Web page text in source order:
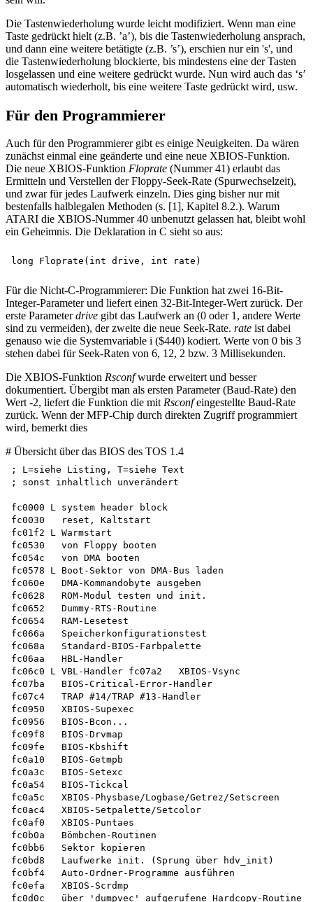
Die Tastenwiederholung wurde leicht modifiziert. Wenn man eine
Taste gedrückt hielt (z.B. ’a’), bis die Tastenwiederholung ansprach,
und dann eine weitere betätigte (z.B. ’s’), erschien nur ein 's', und
die Tastenwiederholung blockierte, bis mindestens eine der Tasten
losgelassen und eine weitere gedrückt wurde. Nun wird auch das ‘s’
automatisch wiederholt, bis eine weitere Taste gedrückt wird, usw.
Für den Programmierer
Auch für den Programmierer gibt es einige Neuigkeiten. Da wären
zunächst einmal eine geänderte und eine neue XBIOS-Funktion.
Die neue XBIOS-Funktion Floprate (Nummer 41) erlaubt das
Ermitteln und Verstellen der Floppy-Seek-Rate (Spurwechselzeit),
und zwar für jedes Laufwerk einzeln. Dies ging bisher nur mit
bestenfalls halblegalen Methoden (s. [1], Kapitel 8.2.). Warum
ATARI die XBIOS-Nummer 40 unbenutzt gelassen hat, bleibt wohl
ein Geheimnis. Die Deklaration in C sieht so aus:
Für die Nicht-C-Programmierer: Die Funktion hat zwei 16-Bit-
Integer-Parameter und liefert einen 32-Bit-Integer-Wert zurück. Der
erste Parameterdrive gibt das Laufwerk an (0 oder 1, andere Werte
sind zu vermeiden), der zweite die neue Seek-Rate. rate ist dabei
genauso wie die Systemvariable i ($440) kodiert. Werte von 0 bis 3
stehen dabei für Seek-Raten von 6, 12, 2 bzw. 3 Millisekunden.
Die XBIOS-Funktion Rsconfwurde erweitert und besser
dokumentiert. Übergibt man als ersten Parameter (Baud-Rate) den
Wert -2, liefert die Funktion die mit Rsconfeingestellte Baud-Rate
zurück. Wenn der MFP-Chip durch direkten Zugriff programmiert
wird, bemerkt dies
# Übersicht über das BIOS des TOS 1.4
; L=siehe Listing, T=siehe Text
; sonst inhaltlich unverändert
fc0000 L system header block
fc0030   reset, Kaltstart
fc01f2 L Warmstart
fc0530   von Floppy booten
fc054c   von DMA booten
fc0578 L Boot-Sektor von DMA-Bus laden
fc060e   DMA-Kommandobyte ausgeben
fc0628   ROM-Modul testen und init.
fc0652   Dummy-RTS-Routine
fc0654   RAM-Lesetest
fc066a   Speicherkonfigurationstest
fc068a   Standard-BIOS-Farbpalette
fc06aa   HBL-Handler
fc06c0 L VBL-Handler fc07a2   XBIOS-Vsync
fc07ba   BIOS-Critical-Error-Handler
fc07c4   TRAP #14/TRAP #13-Handler
fc0950   XBIOS-Supexec
fc0956   BIOS-Bcon...
fc09f8   BIOS-Drvmap
fc09fe   BIOS-Kbshift
fc0a10   BIOS-Getmpb
fc0a3c   BIOS-Setexc
fc0a54   BIOS-Tickcal
fc0a5c   XBIOS-Physbase/Logbase/Getrez/Setscreen
fc0ac4   XBIOS-Setpalette/Setcolor
fc0af0   XBIOS-Puntaes
fc0b0a   Bömbchen-Routinen
fc0bb6   Sektor kopieren
fc0bd8   Laufwerke init. (Sprung über hdv_init)
fc0bf4   Auto-Ordner-Programme ausführen
fc0efa   XBIOS-Scrdmp
fc0d0c   über 'dumpvec' aufgerufene Hardcopy-Routine